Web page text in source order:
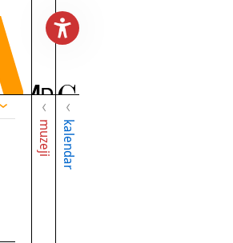
muzeji kalendar